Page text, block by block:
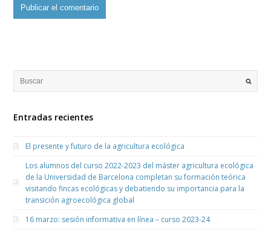
Entradas recientes
El presente y futuro de la agricultura ecológica
Los alumnos del curso 2022-2023 del máster agricultura ecológica
de la Universidad de Barcelona completan su formación teórica
visitando fincas ecológicas y debatiendo su importancia para la
transición agroecológica global
16 marzo: sesión informativa en línea – curso 2023-24